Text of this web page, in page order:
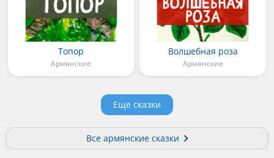
Топор
Армянские
Волшебная роза
Армянские
Еще сказки
Все армянские сказки